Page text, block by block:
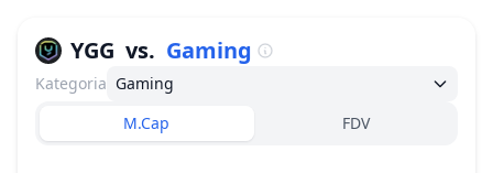
YGG vs. Gaming
Kategoria Gaming
M.Cap
FDV